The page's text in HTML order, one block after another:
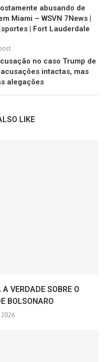
abusando de
Miami – WSVN 7News |
| Fort Lauderdale
no caso Trump de
intactas, mas
alegações
LIKE
VERDADE SOBRE O
BOLSONARO